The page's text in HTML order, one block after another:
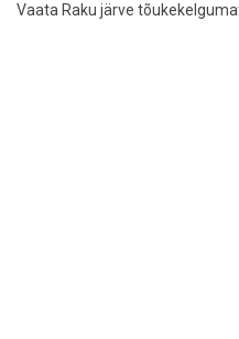
Vaata Raku järve